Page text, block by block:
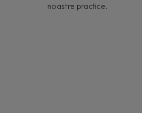
noastre practice.